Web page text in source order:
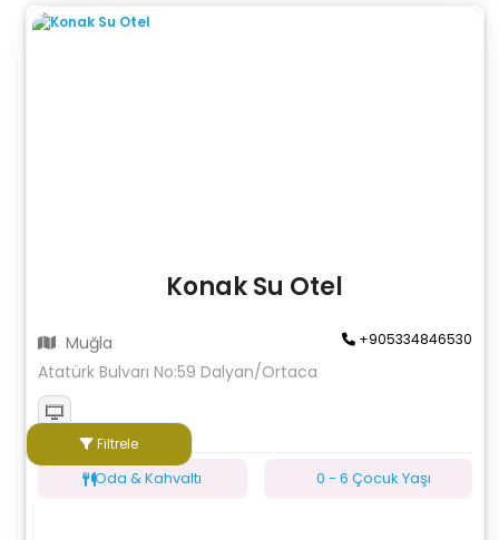
Filtrele
Konak Su Otel
Muğla +905334846530
Atatürk Bulvarı No:59 Dalyan/Ortaca
Oda & Kahvaltı 0 - 6 Çocuk Yaşı